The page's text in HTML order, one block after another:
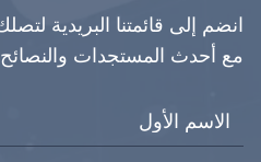
انضم إلى قائمتنا البريدية
مع أحدث المستجدات